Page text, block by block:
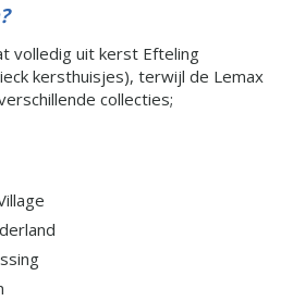
volledig uit kerst Efteling
kersthuisjes), terwijl de Lemax
collecties;